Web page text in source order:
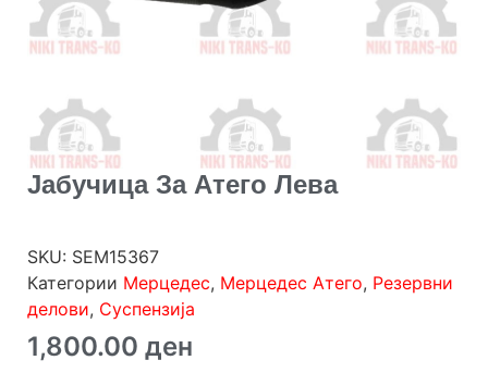
Јабучица За Атего Лева
SKU: SEM15367
Категории Мерцедес, Мерцедес Атего, Резервни
делови, Суспензија
1,800.00 ден